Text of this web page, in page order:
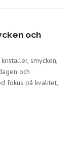
och
smycken,
och
fokus på kvalitet,